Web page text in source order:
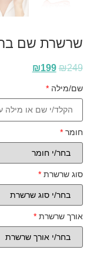
שרשרת שם
₪249
₪199
שם/מילה*
חומר*
סוג שרשרת*
אורך שרשרת*